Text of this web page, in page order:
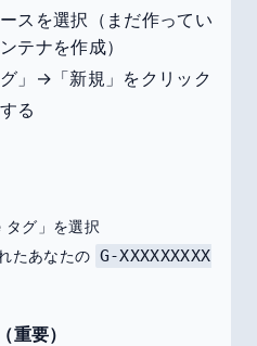
スを選択（まだ作ってい
テナを作成）
」→「新規」をクリック
る
タグ」を選択
たあなたの G-XXXXXXXXX
重要）